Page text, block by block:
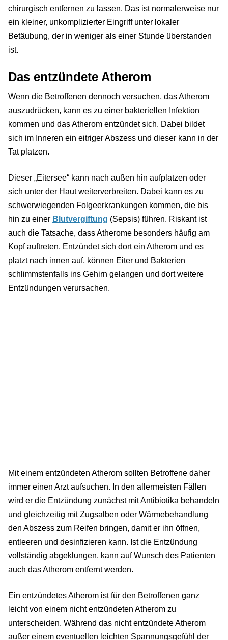
chirurgisch entfernen zu lassen. Das ist normalerweise nur
ein kleiner, unkomplizierter Eingriff unter lokaler
Betäubung, der in weniger als einer Stunde überstanden
ist.
Das entzündete Atherom
Wenn die Betroffenen dennoch versuchen, das Atherom
auszudrücken, kann es zu einer bakteriellen Infektion
kommen und das Atherom entzündet sich. Dabei bildet
sich im Inneren ein eitriger Abszess und dieser kann in der
Tat platzen.
Dieser „Eitersee“ kann nach außen hin aufplatzen oder
sich unter der Haut weiterverbreiten. Dabei kann es zu
schwerwiegenden Folgeerkrankungen kommen, die bis
hin zu einer Blutvergiftung (Sepsis) führen. Riskant ist
auch die Tatsache, dass Atherome besonders häufig am
Kopf auftreten. Entzündet sich dort ein Atherom und es
platzt nach innen auf, können Eiter und Bakterien
schlimmstenfalls ins Gehirn gelangen und dort weitere
Entzündungen verursachen.
Mit einem entzündeten Atherom sollten Betroffene daher
immer einen Arzt aufsuchen. In den allermeisten Fällen
wird er die Entzündung zunächst mit Antibiotika behandeln
und gleichzeitig mit Zugsalben oder Wärmebehandlung
den Abszess zum Reifen bringen, damit er ihn öffnen,
entleeren und desinfizieren kann. Ist die Entzündung
vollständig abgeklungen, kann auf Wunsch des Patienten
auch das Atherom entfernt werden.
Ein entzündetes Atherom ist für den Betroffenen ganz
leicht von einem nicht entzündeten Atherom zu
unterscheiden. Während das nicht entzündete Atherom
außer einem eventuellen leichten Spannungsgefühl der